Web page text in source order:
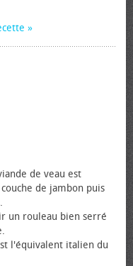
de veau est
de jambon puis
un rouleau bien serré
l'équivalent italien du